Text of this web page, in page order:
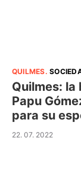
QUILMES.
Quilmes: la
Papu
para su
22. 07. 2022